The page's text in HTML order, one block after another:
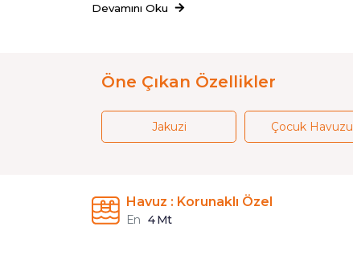
Devamını Oku
Öne Çıkan Özellikler
Jakuzi Çocuk Havuzu
Havuz : Korunaklı Özel
En 4 Mt